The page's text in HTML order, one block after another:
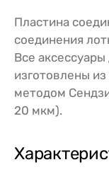
Пластина
соединения
Все
изготовлены из
методом
20 мкм).